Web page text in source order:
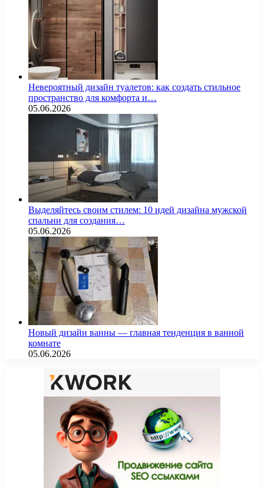
Невероятный дизайн туалетов: как создать стильное
пространство для комфорта и…
05.06.2026
Выделяйтесь своим стилем: 10 идей дизайна мужской
спальни для создания…
05.06.2026
Новый дизайн ванны — главная тенденция в ванной
комнате
05.06.2026